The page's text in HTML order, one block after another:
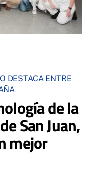
DESTACA ENTRE
de la
San Juan,
mejor